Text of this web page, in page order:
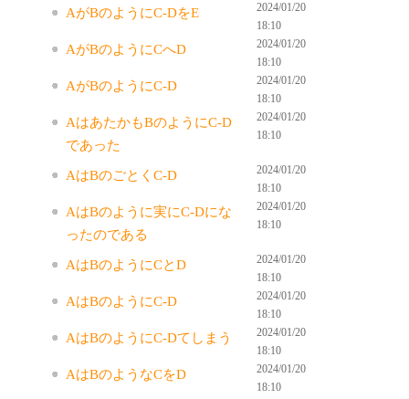
AがBのようにC-DをE
2024/01/20
18:10
AがBのようにCへD
2024/01/20
18:10
AがBのようにC-D
2024/01/20
18:10
AはあたかもBのようにC-D
であった
2024/01/20
18:10
AはBのごとくC-D
2024/01/20
18:10
AはBのように実にC-Dにな
ったのである
2024/01/20
18:10
AはBのようにCとD
2024/01/20
18:10
AはBのようにC-D
2024/01/20
18:10
AはBのようにC-Dてしまう
2024/01/20
18:10
AはBのようなCをD
2024/01/20
18:10